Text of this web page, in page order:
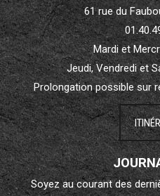
61 rue du
Mardi et
Jeudi, Vendredi et
Prolongation possible sur
Soyez au courant des